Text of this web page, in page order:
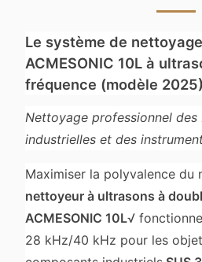
Le système de
ACMESONIC 10L à
fréquence (modèle 2025)
Nettoyage professionnel
industrielles et des
Maximiser la polyvalence du
nettoyeur à ultrasons à
ACMESONIC 10L√
28 kHz/40 kHz pour les